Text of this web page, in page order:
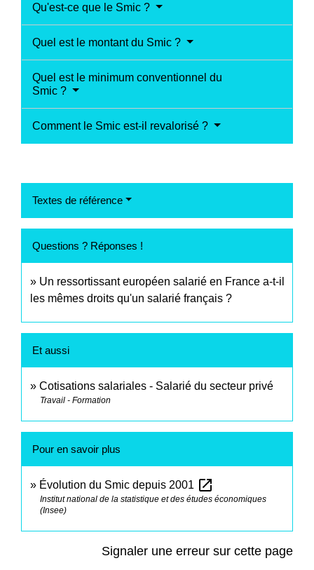
Qu'est-ce que le Smic ?
Quel est le montant du Smic ?
Quel est le minimum conventionnel du
Smic ?
Comment le Smic est-il revalorisé ?
Textes de référence
Questions ? Réponses !
Un ressortissant européen salarié en France a-t-il
les mêmes droits qu'un salarié français ?
Et aussi
Cotisations salariales - Salarié du secteur privé
Travail - Formation
Pour en savoir plus
Évolution du Smic depuis 2001 open_in_new
Institut national de la statistique et des études économiques
(Insee)
Signaler une erreur sur cette page